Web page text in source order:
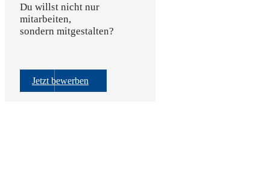
Du willst nicht nur
mitarbeiten,
sondern mitgestalten?
Jetzt bewerben